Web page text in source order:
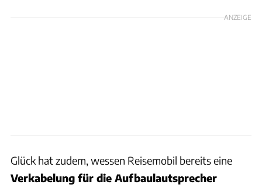
ANZEIGE
Glück hat zudem, wessen Reisemobil bereits eine
Verkabelung für die Aufbaulautsprecher